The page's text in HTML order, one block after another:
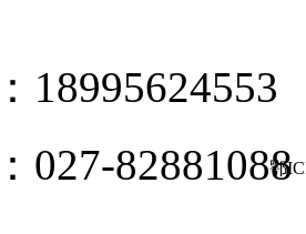
18995624553
027-82881088
鄂